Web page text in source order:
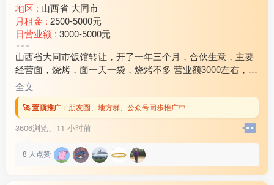
地区 : 山西省 大同市
月租金 : 2500-5000元
日营业额 : 3000-5000元
转让费 :
水电费 :500元以下
外卖情况 :经常
店面面积 :
周边环境 :
店内设施 :齐全
山西省大同市饭馆转让，开了一年三个月，合伙生意，主要
经营面，烧烤，面一天一袋，烧烤不多 营业额3000左右，加
上外卖3300左右 房租饭馆40000.住房15000，加起来5500
0，房租还剩9个月，全部用的是天然气，要价27万，实心要
的打电话 过嘴瘾的就别玩了 以上内容全部属实 欢迎随时考
察13***45
全文
🚀 置顶推广 ： 朋友圈、地方群、公众号同步推广中
3606浏览、 11 小时前
8 人点赞